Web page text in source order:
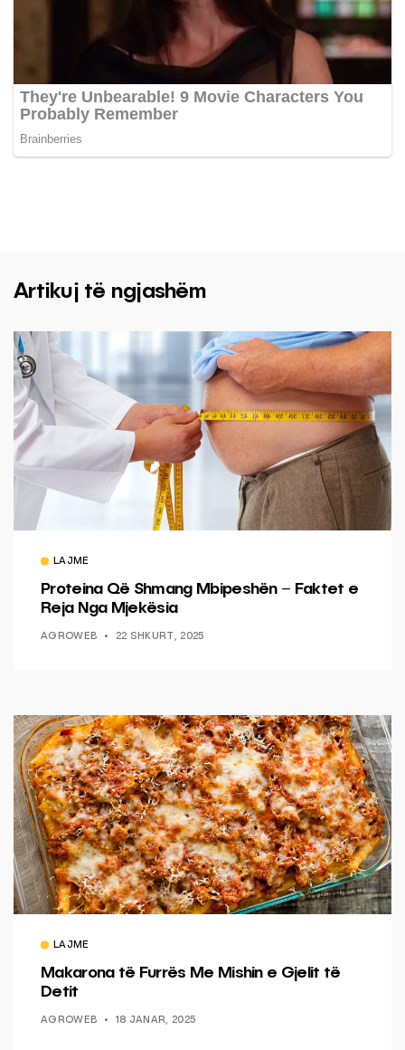
Artikuj të ngjashëm
LAJME
Proteina Që Shmang Mbipeshën – Faktet e
Reja Nga Mjekësia
AGROWEB 22 SHKURT, 2025
LAJME
Makarona të Furrës Me Mishin e Gjelit të
Detit
AGROWEB 18 JANAR, 2025